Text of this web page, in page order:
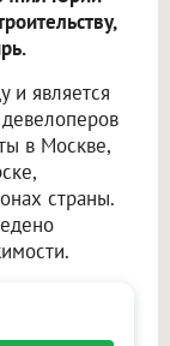
и является
в Москве,
страны.